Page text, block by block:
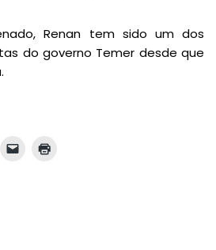
Renan tem sido um dos
do governo Temer desde que